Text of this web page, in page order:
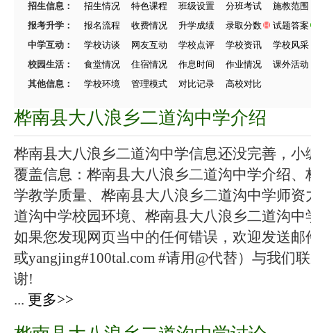
招生信息：
招生情况 特色课程 班级设置 分班考试
施教范围
报考升学：
报名流程 收费情况 升学成绩 录取分数
试题答案
中学互动：
学校访谈 网友互动 学校点评 学校资讯
学校风采
校园生活：
食堂情况 住宿情况 作息时间 作业情况
课外活动
其他信息：
学校环境 管理模式 对比记录 高校对比
桦南县大八浪乡二道沟中学介绍
桦南县大八浪乡二道沟中学信息还没完善，小
覆盖信息：桦南县大八浪乡二道沟中学介绍
学教学质量、桦南县大八浪乡二道沟中学师
道沟中学校园环境、桦南县大八浪乡二道沟中
如果您发现网页当中的任何错误，欢迎发送邮
或yangjing#100tal.com #请用@代替）与我们
谢!
... 更多>>